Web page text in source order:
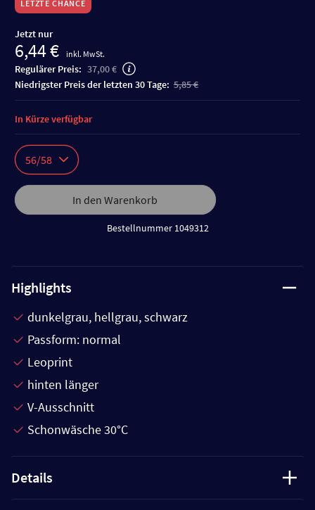
LETZTE CHANCE
Jetzt nur
6,44 € inkl. MwSt.
Regulärer Preis: 37,00 €
niedrigster Preis der letzten 30 Tage: 5,85 €
56/58
In den Warenkorb
Bestellnummer 1049312
In Kürze verfügbar
Highlights
dunkelgrau, hellgrau, schwarz
Passform: normal
Leoprint
hinten länger
V-Ausschnitt
Schonwäsche 30°C
Details